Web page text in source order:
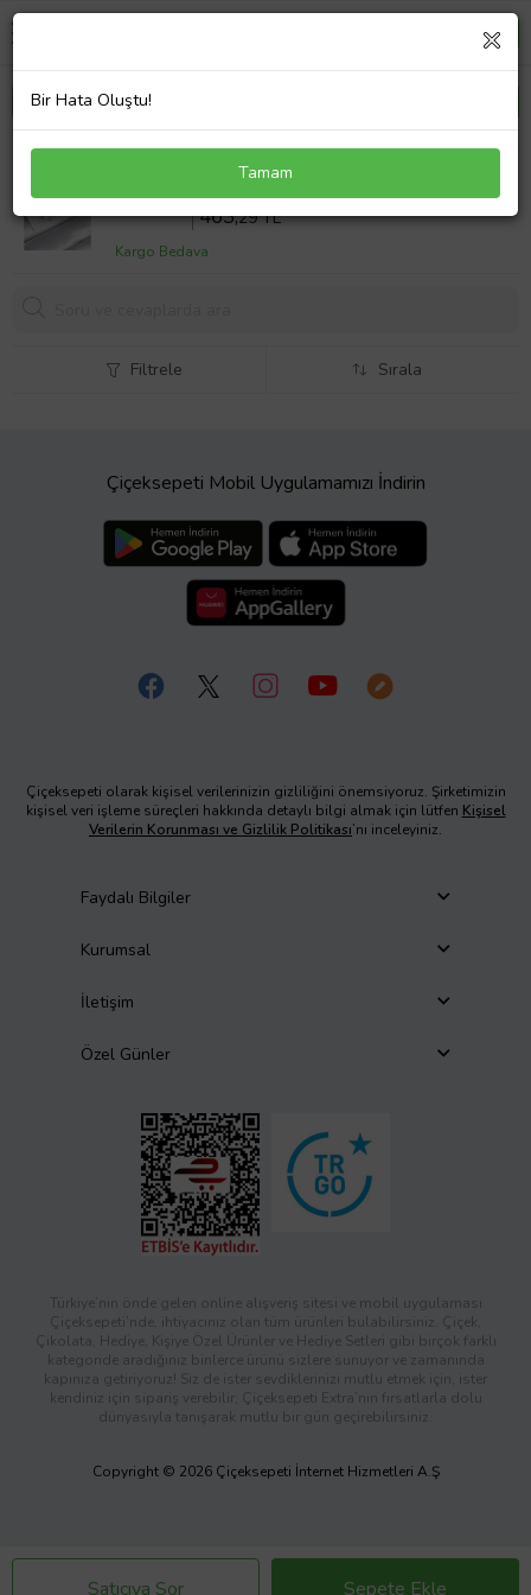
Pirinç Gümüş Renk Zirkon Taşlı Kalp Model Damla
Zirkon Taş Detay Kadın Küpe - TJ-BKP8534
Sepette %17 İndirim
463,29 TL
Kargo Bedava
Satıcıya Sor Sepete Ekle
Filtrele Sırala
Çiçeksepeti Mobil Uygulamamızı İndirin
Çiçeksepeti olarak kişisel verilerinizin gizliliğini önemsiyoruz. Şirketimizin
kişisel veri işleme süreçleri hakkında detaylı bilgi almak için lütfen Kişisel
Verilerin Korunması ve Gizlilik Politikası’nı inceleyiniz.
Faydalı Bilgiler
Kurumsal
İletişim
Özel Günler
Türkiye’nin önde gelen online alışveriş sitesi ve mobil uygulaması
Çiçeksepeti’nde, ihtiyacınız olan tüm ürünleri bulabilirsiniz. Çiçek,
Çikolata, Hediye, Kişiye Özel Ürünler ve Hediye Setleri gibi birçok farklı
kategoride aradığınız binlerce ürünü sizlere sunuyor ve zamanında
kapınıza getiriyoruz! Siz de ister sevdiklerinizi mutlu etmek için, ister
kendiniz için sipariş verebilir; Çiçeksepeti Extra’nın fırsatlarla dolu
dünyasıyla tanışarak mutlu bir gün geçirebilirsiniz.
Copyright © 2026 Çiçeksepeti İnternet Hizmetleri A.Ş
Bir Hata Oluştu!
Tamam